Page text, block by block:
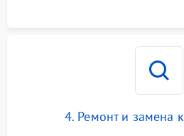
4. Ремонт и замена